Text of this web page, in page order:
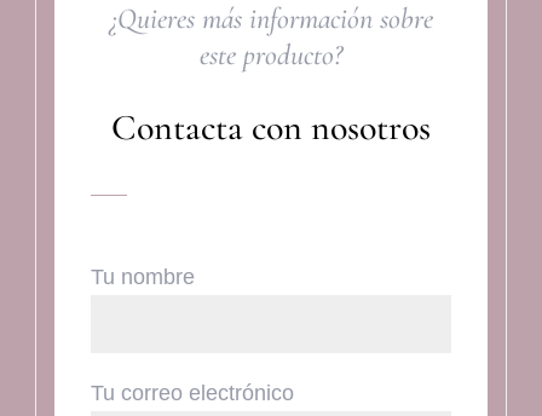
¿Quieres más información sobre
este producto?
Contacta con nosotros
Tu nombre
Tu correo electrónico